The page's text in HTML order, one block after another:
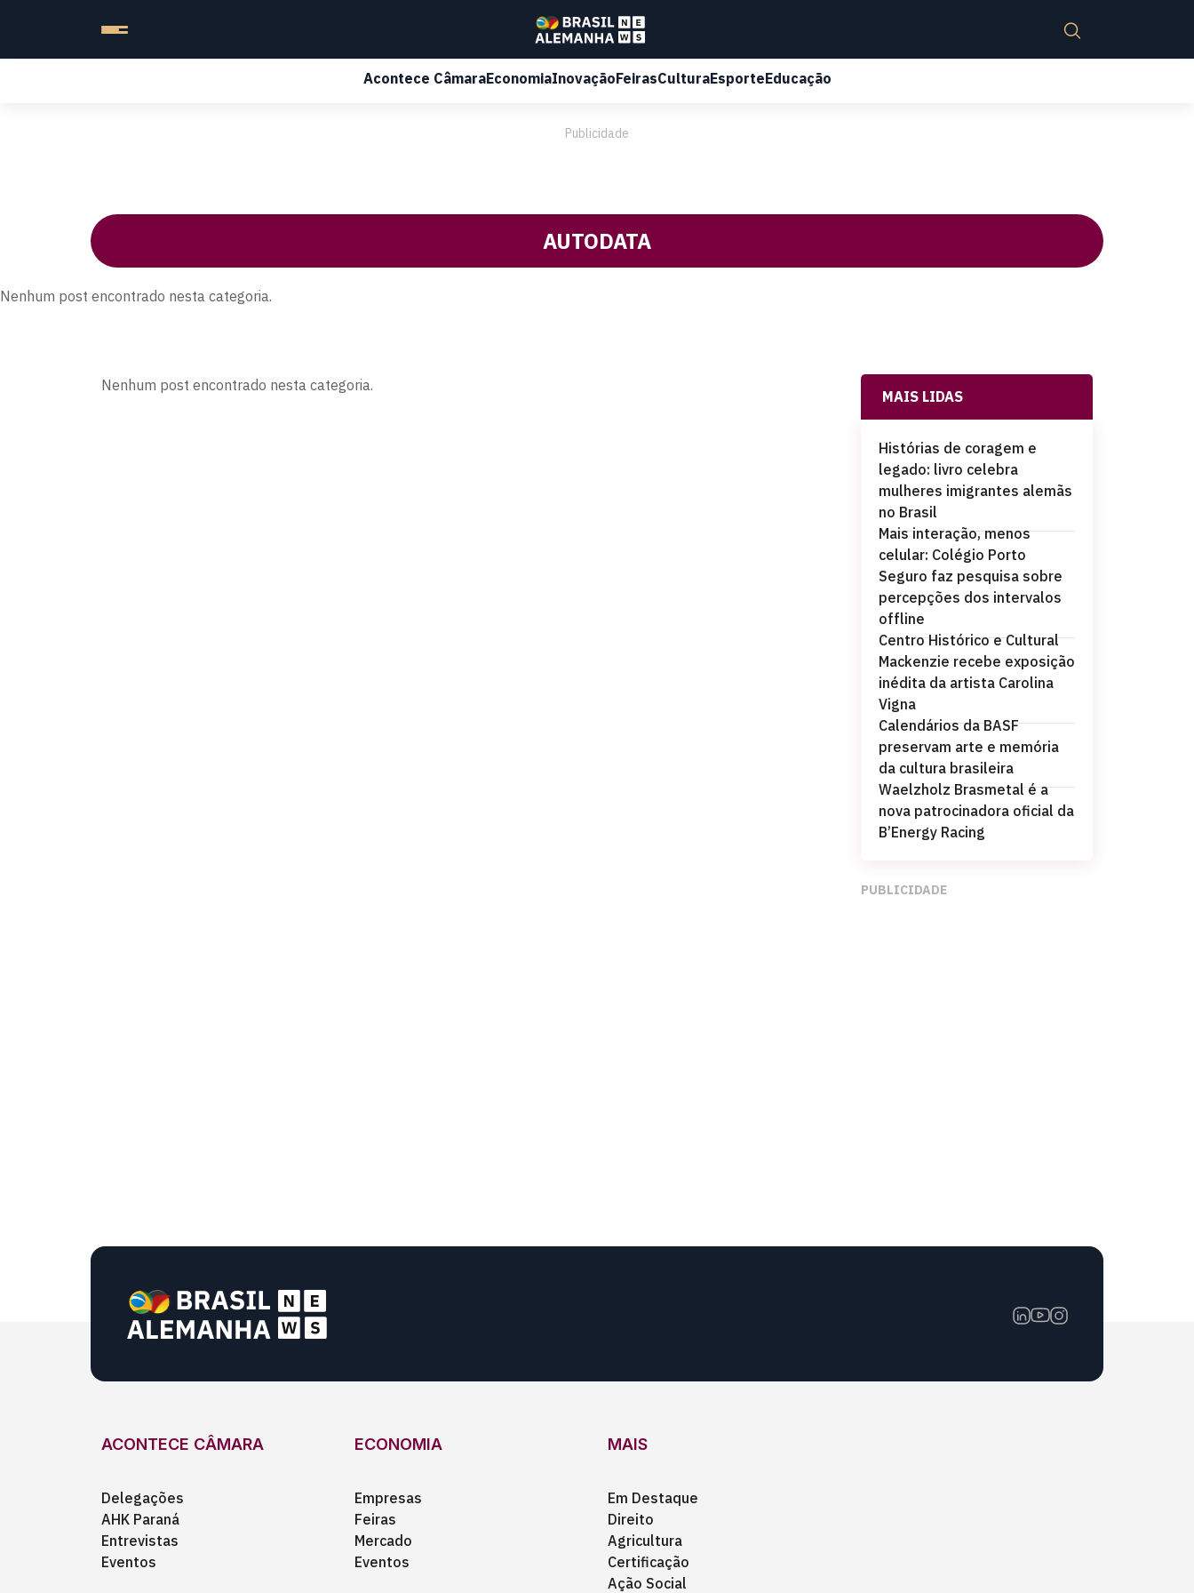
Acontece CâmaraEconomiaInovaçãoFeirasCulturaEsporteEducação
Publicidade
AUTODATA
Nenhum post encontrado nesta categoria.
Nenhum post encontrado nesta categoria.
MAIS LIDAS
Histórias de coragem e
legado: livro celebra
mulheres imigrantes alemãs
no Brasil
Mais interação, menos
celular: Colégio Porto
Seguro faz pesquisa sobre
percepções dos intervalos
offline
Centro Histórico e Cultural
Mackenzie recebe exposição
inédita da artista Carolina
Vigna
Calendários da BASF
preservam arte e memória
da cultura brasileira
Waelzholz Brasmetal é a
nova patrocinadora oficial da
B’Energy Racing
PUBLICIDADE
ACONTECE CÂMARA
Delegações
AHK Paraná
Entrevistas
Eventos
ECONOMIA
Empresas
Feiras
Mercado
Eventos
MAIS
Em Destaque
Direito
Agricultura
Certificação
Ação Social